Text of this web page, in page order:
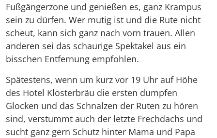
Fußgängerzone und genießen es, ganz Krampus
sein zu dürfen. Wer mutig ist und die Rute nicht
scheut, kann sich ganz nach vorn trauen. Allen
anderen sei das schaurige Spektakel aus ein
bisschen Entfernung empfohlen.
Spätestens, wenn um kurz vor 19 Uhr auf Höhe
des Hotel Klosterbräu die ersten dumpfen
Glocken und das Schnalzen der Ruten zu hören
sind, verstummt auch der letzte Frechdachs und
sucht ganz gern Schutz hinter Mama und Papa